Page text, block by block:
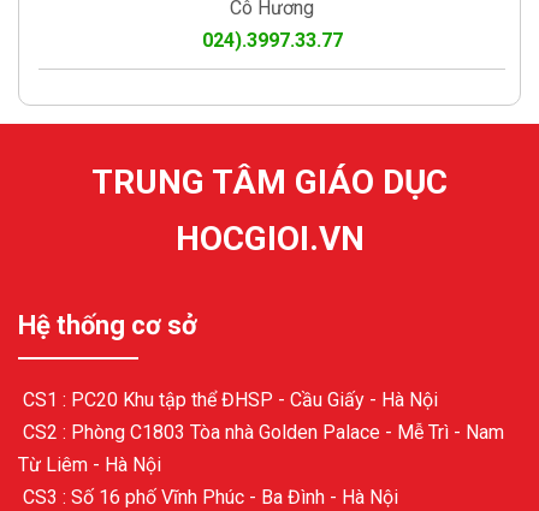
Cô Hương
024).3997.33.77
TRUNG TÂM GIÁO DỤC
HOCGIOI.VN
Hệ thống cơ sở
CS1 : PC20 Khu tập thể ĐHSP - Cầu Giấy - Hà Nội
CS2 : Phòng C1803 Tòa nhà Golden Palace - Mễ Trì - Nam
Từ Liêm - Hà Nội
CS3 : Số 16 phố Vĩnh Phúc - Ba Đình - Hà Nội